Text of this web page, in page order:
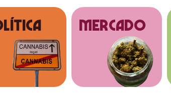
MERCADO